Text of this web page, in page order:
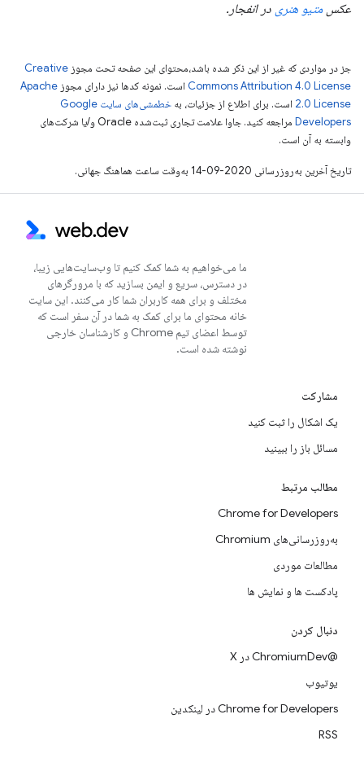
عکس متیو هنری در انفجار.
جز در مواردی که غیر از این ذکر شده باشد،‌محتوای این صفحه تحت مجوز Creative
Commons Attribution 4.0 License است. نمونه کدها نیز دارای مجوز Apache
2.0 License است. برای اطلاع از جزئیات، به
خطمشی‌های سایت Google
Developers‏
مراجعه کنید. جاوا علامت تجاری ثبت‌شده Oracle و/یا شرکت‌های
وابسته به آن است.
تاریخ آخرین به‌روزرسانی 2020-09-14 به‌وقت ساعت هماهنگ جهانی.
ما می‌خواهیم به شما کمک کنیم تا وب‌سایت‌هایی زیبا،
در دسترس، سریع و ایمن بسازید که با مرورگرهای
مختلف و برای همه کاربران شما کار می‌کنند. این سایت
خانه محتوای ما برای کمک به شما در آن سفر است که
توسط اعضای تیم Chrome و کارشناسان خارجی
نوشته شده است.
مشارکت
یک اشکال را ثبت کنید
مسائل باز را ببینید
مطالب مرتبط
Chrome for Developers
به‌روزرسانی‌های Chromium
مطالعات موردی
پادکست ها و نمایش ها
دنبال کردن
@ChromiumDev در X
یوتیوب
Chrome for Developers در لینکدین
RSS